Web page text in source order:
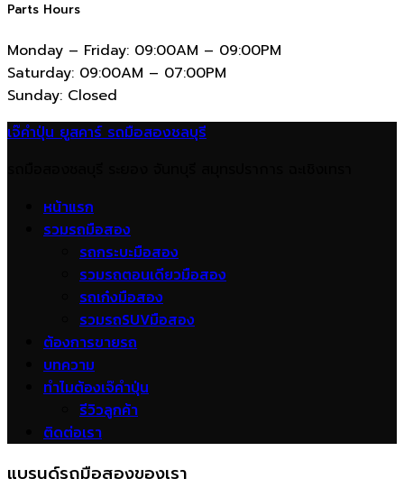
Parts Hours
Monday – Friday: 09:00AM – 09:00PM
Saturday: 09:00AM – 07:00PM
Sunday: Closed
เจ๊คำปุ่น ยูสคาร์ รถมือสองชลบุรี
หน้าแรก
รวมรถมือสอง
รถกระบะมือสอง
รวมรถตอนเดียวมือสอง
รถเก๋งมือสอง
รวมรถSUVมือสอง
ต้องการขายรถ
บทความ
ทำไมต้องเจ๊คำปุ่น
รีวิวลูกค้า
ติดต่อเรา
แบรนด์รถมือสองของเรา